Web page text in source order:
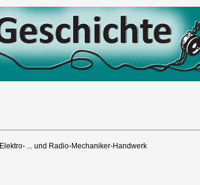
... und Radio-Mechaniker-Handwerk